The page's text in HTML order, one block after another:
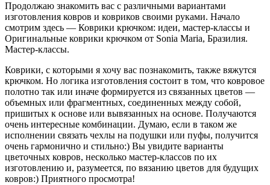
Продолжаю знакомить вас с различными вариантами
изготовления ковров и ковриков своими руками. Начало
смотрим здесь — Коврики крючком: идеи, мастер-классы и
Оригинальные коврики крючком от Sonia Maria, Бразилия.
Мастер-классы.
Коврики, с которыми я хочу вас познакомить, также вяжутся
крючком. Но логика изготовления состоит в том, что ковровое
полотно так или иначе формируется из связанных цветов —
объемных или фрагментных, соединенных между собой,
пришитых к основе или вывязанных на основе. Получаются
очень интересные комбинации. Думаю, если в таком же
исполнении связать чехлы на подушки или пуфы, получится
очень гармонично и стильно:) Вы увидите варианты
цветочных ковров, несколько мастер-классов по их
изготовлению и, разумеется, по вязанию цветов для будущих
ковров:) Приятного просмотра!